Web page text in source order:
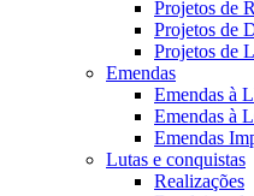
Projetos de
Projetos de
Projetos de
Emendas
Emendas à
Emendas à
Emendas
Lutas e conquistas
Realizações